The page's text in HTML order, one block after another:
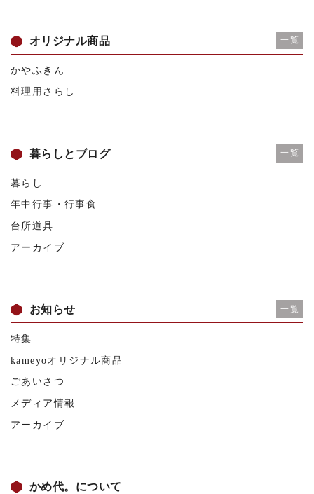
オリジナル商品 一覧
かやふきん
料理用さらし
暮らしとブログ 一覧
暮らし
年中行事・行事食
台所道具
アーカイブ
お知らせ 一覧
特集
kameyoオリジナル商品
ごあいさつ
メディア情報
アーカイブ
かめ代。について